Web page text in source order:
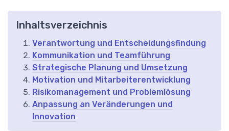
Inhaltsverzeichnis
Verantwortung und Entscheidungsfindung
Kommunikation und Teamführung
Strategische Planung und Umsetzung
Motivation und Mitarbeiterentwicklung
Risikomanagement und Problemlösung
Anpassung an Veränderungen und
Innovation